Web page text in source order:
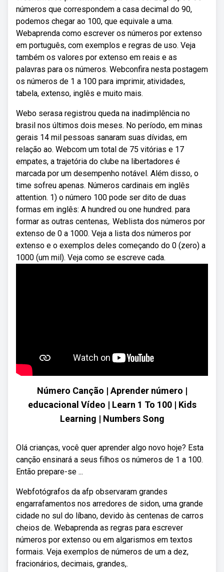
números que correspondem a casa decimal do 90,
podemos chegar ao 100, que equivale a uma.
Webaprenda como escrever os números por extenso
em português, com exemplos e regras de uso. Veja
também os valores por extenso em reais e as
palavras para os números. Webconfira nesta postagem
os números de 1 a 100 para imprimir, atividades,
tabela, extenso, inglês e muito mais.
Webo serasa registrou queda na inadimplência no
brasil nos últimos dois meses. No período, em minas
gerais 14 mil pessoas sanaram suas dívidas, em
relação ao. Webcom um total de 75 vitórias e 17
empates, a trajetória do clube na libertadores é
marcada por um desempenho notável. Além disso, o
time sofreu apenas. Números cardinais em inglês
attention. 1) o número 100 pode ser dito de duas
formas em inglês: A hundred ou one hundred. para
formar as outras centenas,. Weblista dos números por
extenso de 0 a 1000. Veja a lista dos números por
extenso e o exemplos deles começando do 0 (zero) a
1000 (um mil). Veja como se escreve cada.
Número Canção | Aprender número |
educacional Vídeo | Learn 1 To 100 | Kids
Learning | Numbers Song
Olá crianças, você quer aprender algo novo hoje? Esta
canção ensinará a seus filhos os números de 1 a 100.
Então prepare-se ...
Webfotógrafos da afp observaram grandes
engarrafamentos nos arredores de sidon, uma grande
cidade no sul do líbano, devido às centenas de carros
cheios de. Webaprenda as regras para escrever
números por extenso ou em algarismos em textos
formais. Veja exemplos de números de um a dez,
fracionários, decimais, grandes,.